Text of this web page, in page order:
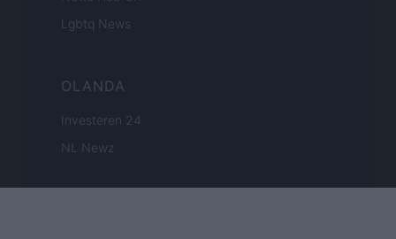
Lgbtq News
OLANDA
Investeren 24
NL Newz